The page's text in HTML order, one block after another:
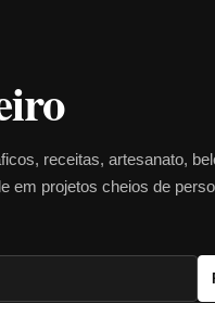
receitas, artesanato,
em projetos cheios de